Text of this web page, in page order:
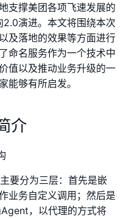
支撑美团各项飞速发展的
2.0演进。本文将围绕本次
及落地的效果等方面进行
命名服务作为一个技术中
值以及推动业务升级的一
能够有所启发。
介
要分为三层：首先是嵌
业务自定义调用；然后是
，以代理的方式将